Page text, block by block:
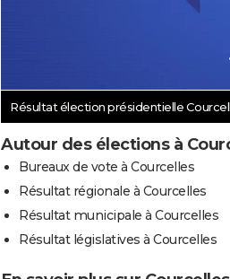
Résultat élection présidentielle
Autour des élections à
Bureaux de vote à Courcelles
Résultat régionale à Courcelles
Résultat municipale à Courcelles
Résultat législatives à Courcelles